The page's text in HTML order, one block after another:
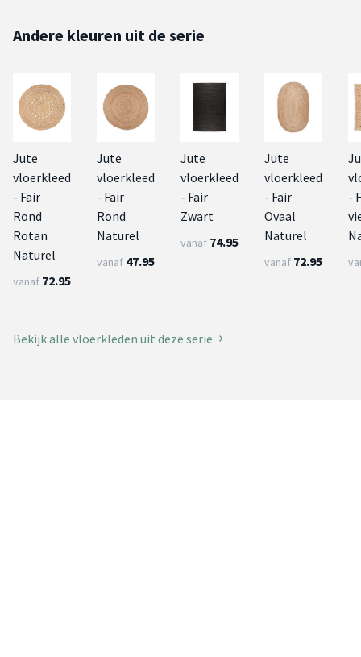
Andere kleuren uit de serie
Jute
vloerkleed
- Fair
Rond
Rotan
Naturel
vanaf 72.95
Jute
vloerkleed
- Fair
Rond
Naturel
vanaf 47.95
Jute
vloerkleed
- Fair
Zwart
vanaf 74.95
Jute
vloerkleed
- Fair
Ovaal
Naturel
vanaf 72.95
-
Bekijk alle vloerkleden uit deze serie